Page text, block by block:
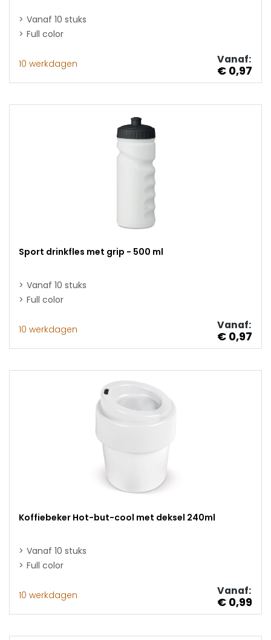
Vanaf 10 stuks
Full color
10 werkdagen Vanaf:
€ 0,97
Sport drinkfles met grip - 500 ml
Vanaf 10 stuks
Full color
10 werkdagen Vanaf:
€ 0,97
Koffiebeker Hot-but-cool met deksel 240ml
Vanaf 10 stuks
Full color
10 werkdagen Vanaf:
€ 0,99